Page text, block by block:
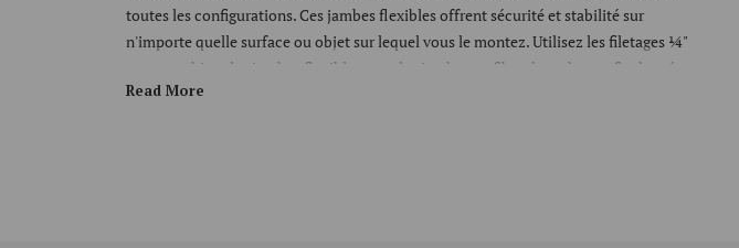
toutes les configurations. Ces jambes flexibles offrent sécurité et stabilité sur
n'importe quelle surface ou objet sur lequel vous le montez. Utilisez les filetages ¼"
pour combiner les jambes flexibles avec les jambes en fibre de carbone afin de créer
des configurations uniques ou connectez-les ensemble pour obtenir rapidement une
Read More